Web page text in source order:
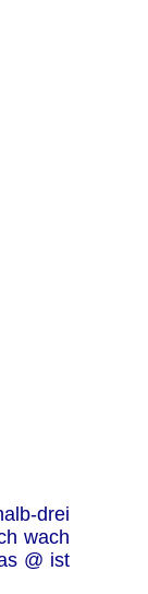
drei
wach
@ ist